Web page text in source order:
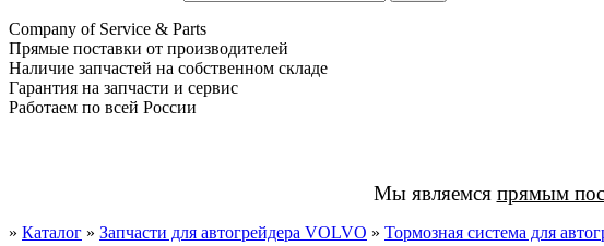
Company of Service & Parts
Прямые поставки от производителей
Наличие запчастей на собственном складе
Гарантия на запчасти и сервис
Работаем по всей России
Мы являемся прямым
» Каталог » Запчасти для автогрейдера VOLVO » Тормозная система для